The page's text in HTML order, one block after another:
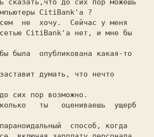
сказать,что до сих пор можешь
CitiBank'а ?
не  хочу.  Сейчас у меня
сетью CitiBank'а нет, и мне бы
была  опубликована какая-то
думать, что нечто
сих пор возможно.
ты   оцениваешь  ущерб
способ, когда